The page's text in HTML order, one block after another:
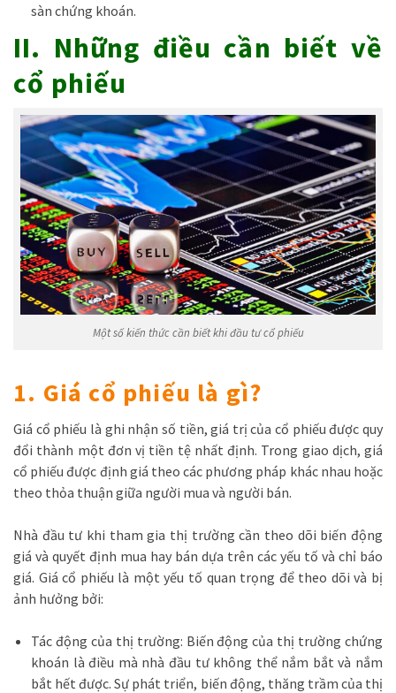
sàn chứng khoán.
II. Những điều cần biết về
cổ phiếu
Một số kiến thức cần biết khi đầu tư cổ phiếu
1. Giá cổ phiếu là gì?
Giá cổ phiếu là ghi nhận số tiền, giá trị của cổ phiếu được quy
đổi thành một đơn vị tiền tệ nhất định. Trong giao dịch, giá
cổ phiếu được định giá theo các phương pháp khác nhau hoặc
theo thỏa thuận giữa người mua và người bán.
Nhà đầu tư khi tham gia thị trường cần theo dõi biến động
giá và quyết định mua hay bán dựa trên các yếu tố và chỉ báo
giá. Giá cổ phiếu là một yếu tố quan trọng để theo dõi và bị
ảnh hưởng bởi:
Tác động của thị trường: Biến động của thị trường chứng
khoán là điều mà nhà đầu tư không thể nắm bắt và nắm
bắt hết được. Sự phát triển, biến động, thăng trầm của thị